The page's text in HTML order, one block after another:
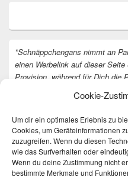
Cookie-
Um dir ein optimales Erlebnis zu
Cookies, um Geräteinformationen
zuzugreifen. Wenn du diesen
wie das Surfverhalten oder
Wenn du deine Zustimmung nicht
bestimmte Merkmale und
*Schnäppchengans nimmt an
einen Werbelink auf dieser
Provision, während für Dich die
Vielen Dank dafür!